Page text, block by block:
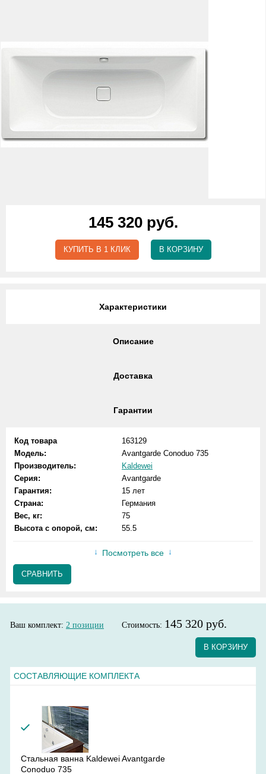
145 320 руб.
КУПИТЬ В 1 КЛИК В КОРЗИНУ
Характеристики
Описание
Доставка
Гарантии
Код товара
163129
Модель:
Avantgarde Conoduo 735
Производитель:
Kaldewei
Серия:
Avantgarde
Гарантия:
15 лет
Страна:
Германия
Вес, кг:
75
Высота с опорой, см:
55.5
Посмотреть все
СРАВНИТЬ
Ваш комплект: 2 позиции Стоимость: 145 320 руб.
В КОРЗИНУ
СОСТАВЛЯЮЩИЕ КОМПЛЕКТА
Стальная ванна Kaldewei Avantgarde
Conoduo 735